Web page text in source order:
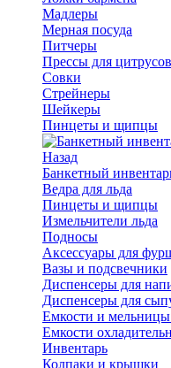
Мадлеры
Мерная посуда
Питчеры
Прессы для
Совки
Стрейнеры
Шейкеры
Пинцеты и щипцы
Назад
Банкетный
Ведра для льда
Пинцеты и щипцы
Измельчители льда
Подносы
Аксессуары для
Вазы и подсвечники
Диспенсеры для
Диспенсеры для
Емкости и
Емкости
Инвентарь
Колпаки и крышки